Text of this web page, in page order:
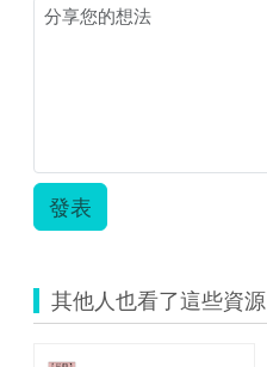
發表
其他人也看了這些資源